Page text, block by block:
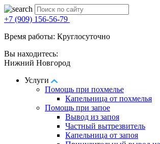
+7 (909) 156-56-79
Время работы: Круглосуточно
Вы находитесь:
Нижний Новгород
Услуги
Помощь при похмелье
Капельница от похмелья
Помощь при запое
Вывод из запоя
Частный вытрезвитель
Капельница от запоя